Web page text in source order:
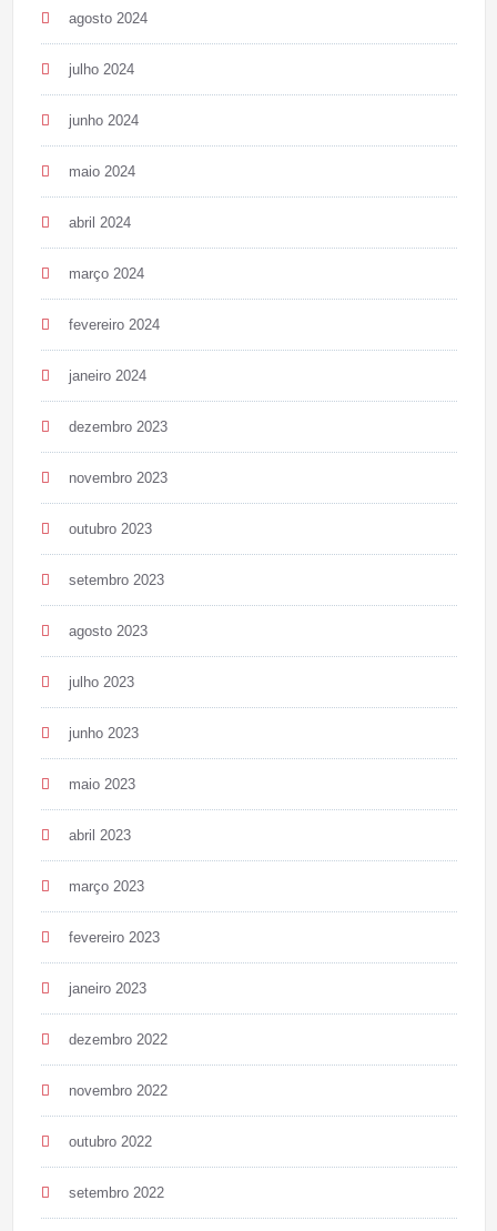
agosto 2024
julho 2024
junho 2024
maio 2024
abril 2024
março 2024
fevereiro 2024
janeiro 2024
dezembro 2023
novembro 2023
outubro 2023
setembro 2023
agosto 2023
julho 2023
junho 2023
maio 2023
abril 2023
março 2023
fevereiro 2023
janeiro 2023
dezembro 2022
novembro 2022
outubro 2022
setembro 2022